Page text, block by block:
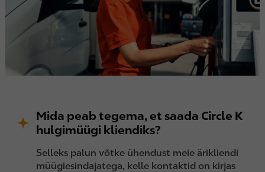
Mida peab tegema, et saada Circle K
hulgimüügi kliendiks?
Selleks palun võtke ühendust meie ärikliendi
müügiesindajatega, kelle kontaktid on kirjas